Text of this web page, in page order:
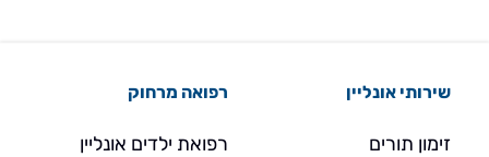
שירותי אונליין
זימון תורים
רפואה מרחוק
רפואת ילדים אונליין